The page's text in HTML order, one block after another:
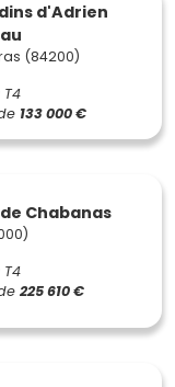
d'Adrien
(84200)
T4
133 000 €
de Chabanas
T4
225 610 €